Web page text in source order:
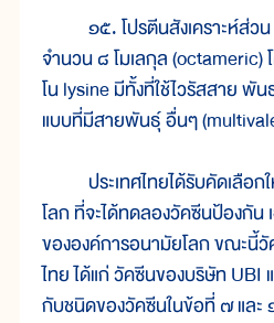
๑๕. โปรตีนสังเคราะห์ส่วน
จำนวน ๘ โมเลกุล (octameric)
โน lysine มีทั้งที่ใช้ไวรัสสาย พั
แบบที่มีสายพันธุ์ อื่นๆ
ประเทศไทยได้รับคัดเลือกใ
โลก ที่จะได้ทดลองวัคซีนป้องกัน
ขององค์การอนามัยโลก ขณะนี้
ไทย ได้แก่ วัคซีนของบริษัท UBI
กับชนิดของวัคซีนในข้อที่ ๗ และ